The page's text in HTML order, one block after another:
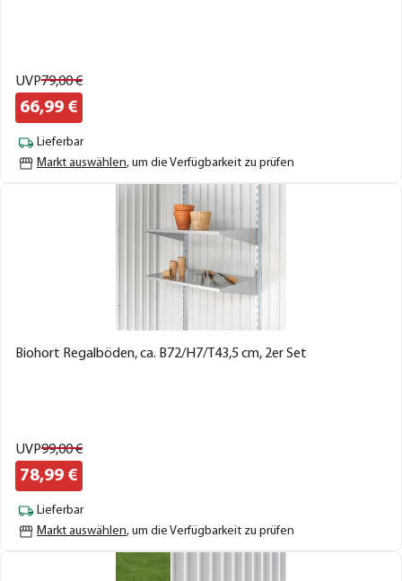
UVP79,00€
66,99 €
Lieferbar
Markt auswählen, um die Verfügbarkeit zu prüfen
Biohort Regalböden, ca. B72/H7/T43,5 cm, 2er Set
UVP99,00€
78,99 €
Lieferbar
Markt auswählen, um die Verfügbarkeit zu prüfen